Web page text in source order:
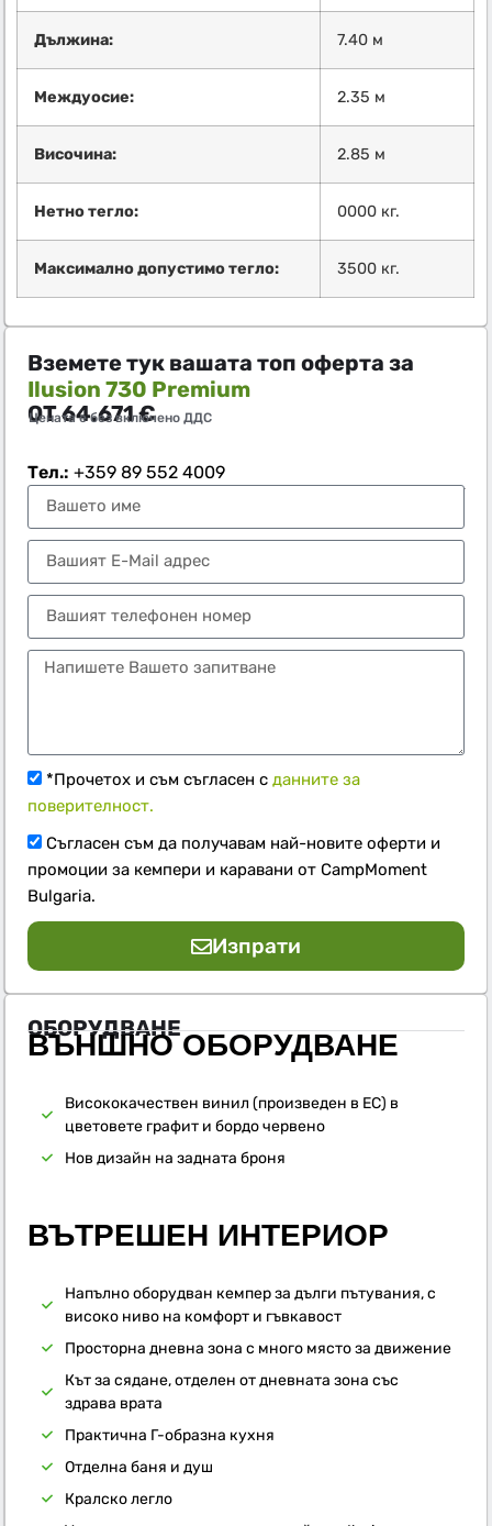
Дължина: 7.40 м
Междуосие: 2.35 м
Височина: 2.85 м
Нетно тегло: 0000 кг.
Максимално допустимо тегло: 3500 кг.
Вземете тук вашата топ оферта за
Ilusion 730 Premium
ОТ64.671€
Цената е без включено ДДС
Тел.:+359 89 552 4009
*Прочетох и съм съгласен сданните за
поверителност.
Съгласен съм да получавам най-новите оферти и
промоции за кемпери и каравани от CampMoment
Bulgaria.
Изпрати
ОБОРУДВАНЕ
ВЪНШНO ОБОРУДВАНЕ
Висококачествен винил (произведен в ЕС) в
цветовете графит и бордо червено
Нов дизайн на задната броня
ВЪТРЕШЕН ИНТЕРИОР
Напълно оборудван кемпер за дълги пътувания, с
високо ниво на комфорт и гъвкавост
Просторна дневна зона с много място за движение
Кът за сядане, отделен от дневната зона със
здрава врата
Практична Г-образна кухня
Отделна баня и душ
Кралско легло